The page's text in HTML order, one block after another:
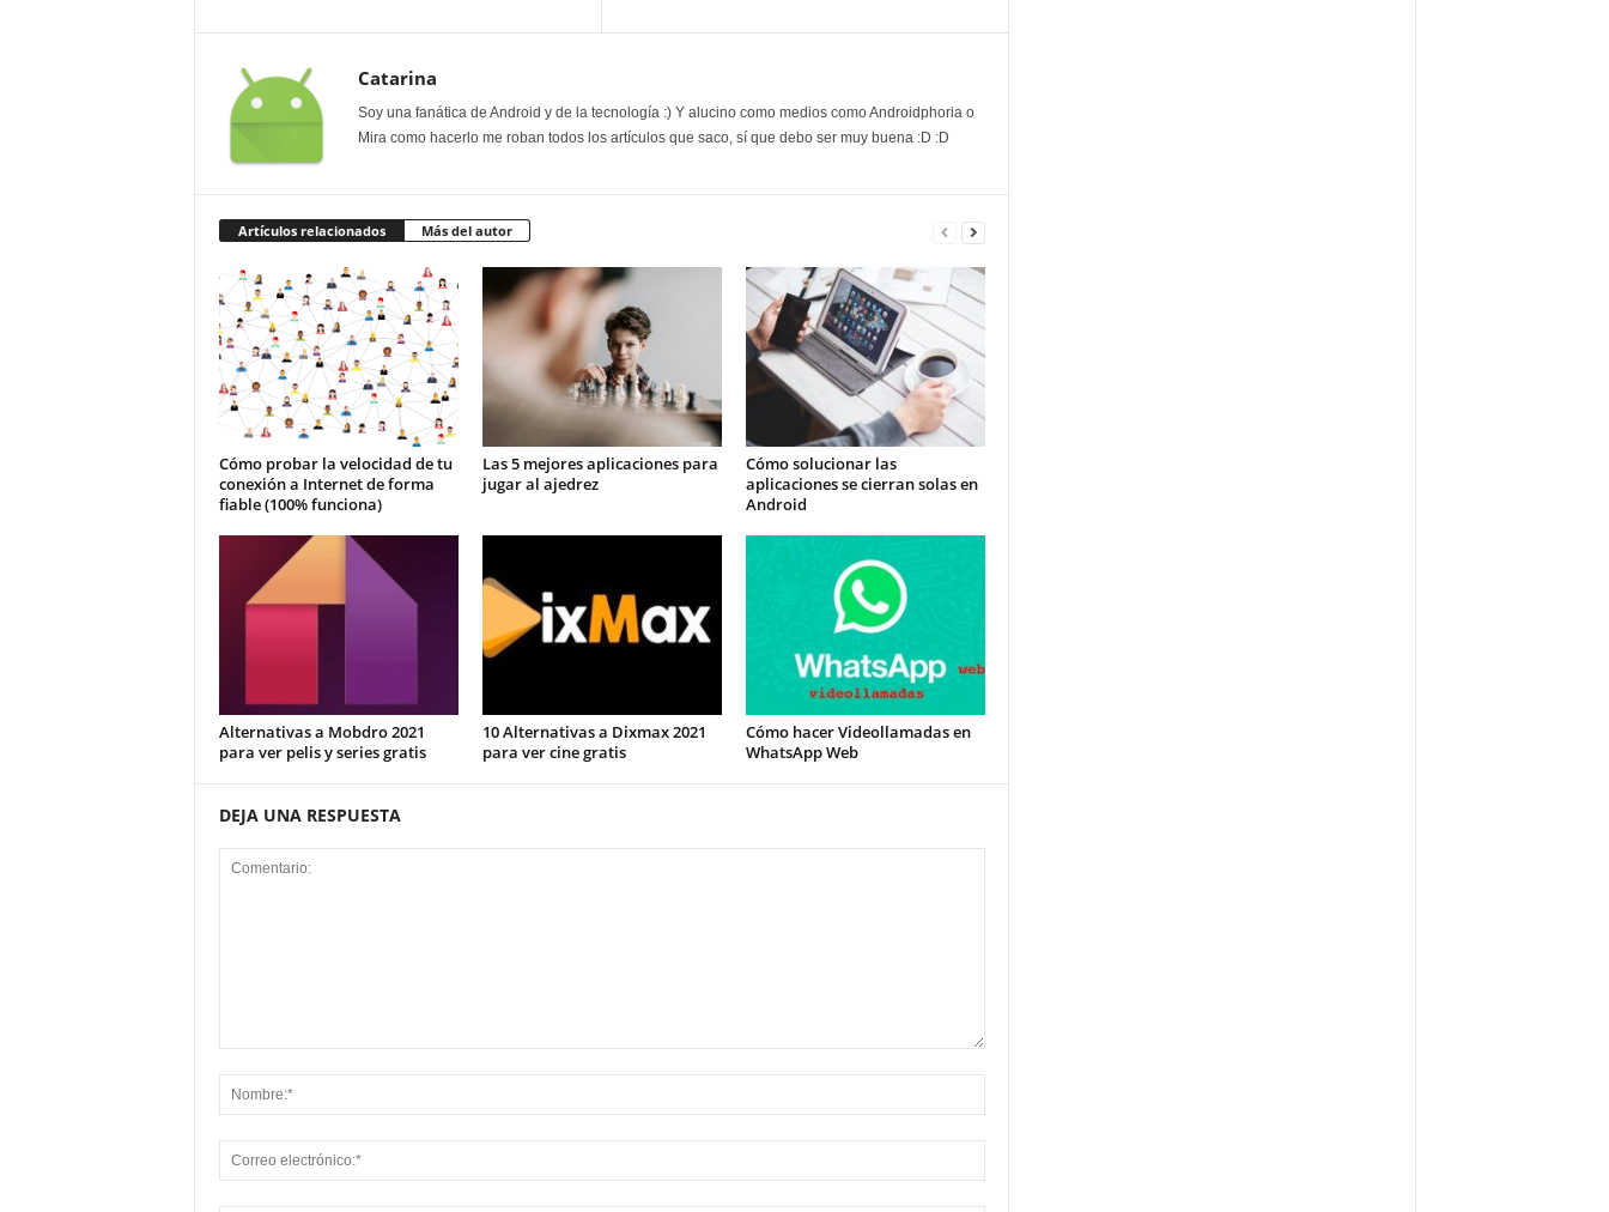
Catarina
Soy una fanática de Android y de la tecnología :) Y alucino como medios como Androidphoria o
Mira como hacerlo me roban todos los artículos que saco, sí que debo ser muy buena :D :D
Artículos relacionados Más del autor
Cómo probar la velocidad de tu
conexión a Internet de forma
fiable (100% funciona)
Las 5 mejores aplicaciones para
jugar al ajedrez
Cómo solucionar las
aplicaciones se cierran solas en
Android
Alternativas a Mobdro 2021
para ver pelis y series gratis
10 Alternativas a Dixmax 2021
para ver cine gratis
Cómo hacer Videollamadas en
WhatsApp Web
DEJA UNA RESPUESTA